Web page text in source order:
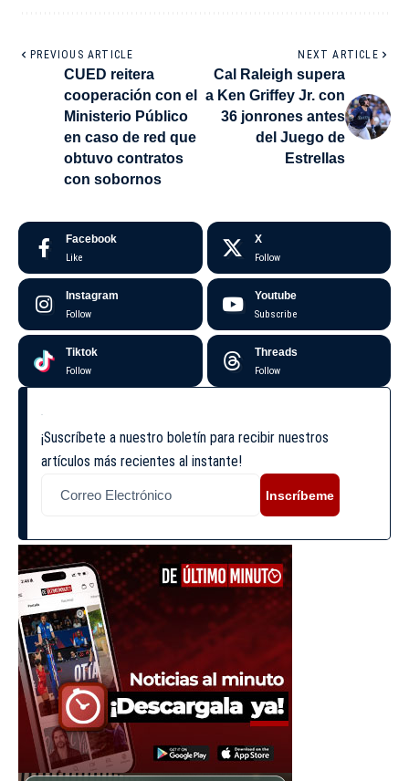
PREVIOUS ARTICLE
CUED reitera
cooperación con el
Ministerio Público
en caso de red que
obtuvo contratos
con sobornos
NEXT ARTICLE
Cal Raleigh supera
a Ken Griffey Jr. con
36 jonrones antes
del Juego de
Estrellas
Facebook
Like
X
Follow
Instagram
Follow
Youtube
Subscribe
Tiktok
Follow
Threads
Follow
¡Suscríbete a nuestro boletín para recibir nuestros
artículos más recientes al instante!
Inscríbeme